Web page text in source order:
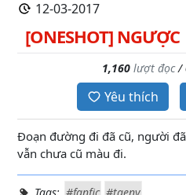
12-03-2017
[ONESHOT]
1,160 lượt đọc/
Yêu thích
Đoạn đường đi đã cũ, người
vẫn chưa cũ màu đi.